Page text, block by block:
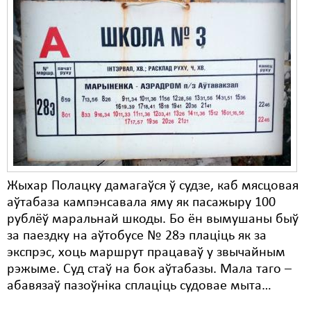
Жыхар Полацку дамагаўся ў судзе, каб мясцовая
аўтабаза кампэнсавала яму як пасажыру 100
рублёў маральнай шкоды. Бо ён вымушаны быў
за паездку на аўтобусе № 28э плаціць як за
экспрэс, хоць маршрут працаваў у звычайным
рэжыме. Суд стаў на бок аўтабазы. Мала таго –
абавязаў пазоўніка сплаціць судовае мыта…